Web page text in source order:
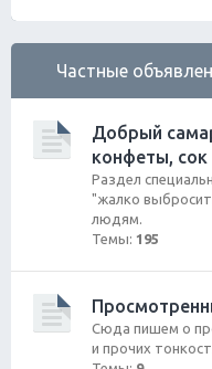
Частные
Добрый
конфеты, сок
Раздел
"жалко
людям.
Темы: 195
Сюда пишем о
и прочих